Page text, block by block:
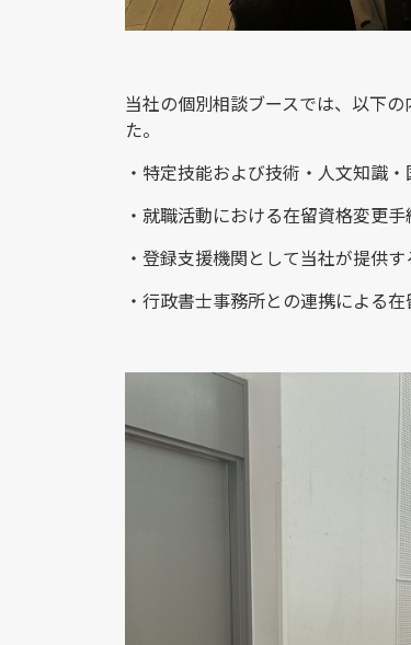
当社の個別相談ブースでは、以下
た。
・特定技能および技術・人文知識
・就職活動における在留資格変更
・登録支援機関として当社が提供
・行政書士事務所との連携による